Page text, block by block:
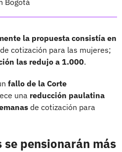
la propuesta consistía en
de cotización para las mujeres;
las redujo a 1.000.
fallo de la Corte
una reducción paulatina
de cotización para
se pensionarán más